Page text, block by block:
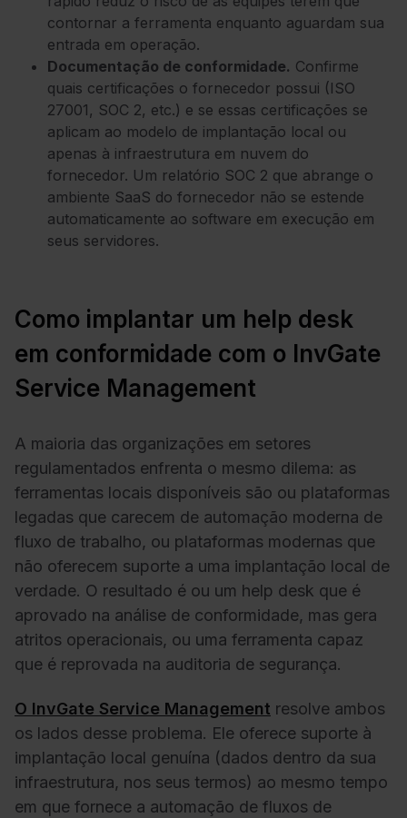
contornar a ferramenta enquanto aguardam sua
entrada em operação.
Documentação de conformidade. Confirme
quais certificações o fornecedor possui (ISO
27001, SOC 2, etc.) e se essas certificações se
aplicam ao modelo de implantação local ou
apenas à infraestrutura em nuvem do
fornecedor. Um relatório SOC 2 que abrange o
ambiente SaaS do fornecedor não se estende
automaticamente ao software em execução em
seus servidores.
Como implantar um help desk
em conformidade com o InvGate
Service Management
A maioria das organizações em setores
regulamentados enfrenta o mesmo dilema: as
ferramentas locais disponíveis são ou plataformas
legadas que carecem de automação moderna de
fluxo de trabalho, ou plataformas modernas que
não oferecem suporte a uma implantação local de
verdade. O resultado é ou um help desk que é
aprovado na análise de conformidade, mas gera
atritos operacionais, ou uma ferramenta capaz
que é reprovada na auditoria de segurança.
O InvGate Service Management resolve ambos
os lados desse problema. Ele oferece suporte à
implantação local genuína (dados dentro da sua
infraestrutura, nos seus termos) ao mesmo tempo
em que fornece a automação de fluxos de